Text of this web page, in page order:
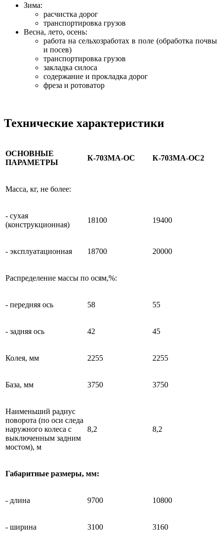
Зима:
расчистка дорог
транспортировка грузов
Весна, лето, осень:
работа на сельхозработах в поле (обработка почвы
и посев)
транспортировка грузов
закладка силоса
содержание и прокладка дорог
фреза и ротоватор
Технические характеристики
ОСНОВНЫЕ
ПАРАМЕТРЫ
К-703МА-ОС К-703МА-ОС2
Масса, кг, не более:
- сухая
(конструкционная)
18100 19400
- эксплуатационная 18700 20000
Распределение массы по осям,%:
- передняя ось 58 55
- задняя ось 42 45
Колея, мм 2255 2255
База, мм 3750 3750
Наименьший радиус
поворота (по оси следа
наружного колеса с
выключенным задним
мостом), м
8,2 8,2
Габаритные размеры, мм:
- длина 9700 10800
- ширина 3100 3160